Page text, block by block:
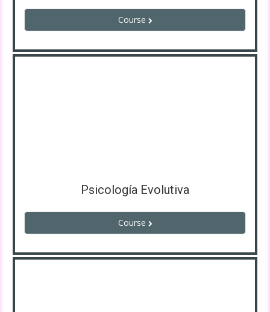
Course
Psicología Evolutiva
Course